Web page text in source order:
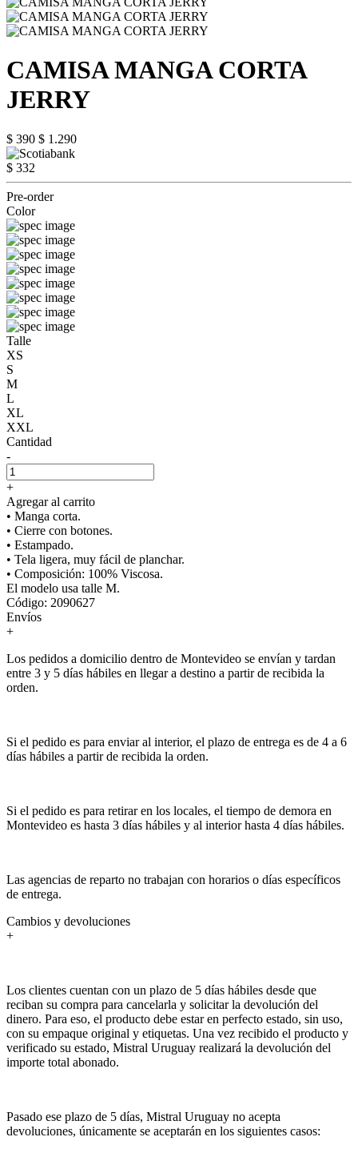
CAMISA MANGA CORTA
JERRY
$ 390 $ 1.290
$ 332
Pre-order
Color
Talle
XS
S
M
L
XL
XXL
Cantidad
-
+
Agregar al carrito
• Manga corta.
• Cierre con botones.
• Estampado.
• Tela ligera, muy fácil de planchar.
• Composición: 100% Viscosa.
El modelo usa talle M.
Código: 2090627
Envíos
+
Los pedidos a domicilio dentro de Montevideo se envían y tardan
entre 3 y 5 días hábiles en llegar a destino a partir de recibida la
orden.
Si el pedido es para enviar al interior, el plazo de entrega es de 4 a 6
días hábiles a partir de recibida la orden.
Si el pedido es para retirar en los locales, el tiempo de demora en
Montevideo es hasta 3 días hábiles y al interior hasta 4 días hábiles.
Las agencias de reparto no trabajan con horarios o días específicos
de entrega.
Cambios y devoluciones
+
Los clientes cuentan con un plazo de 5 días hábiles desde que
reciban su compra para cancelarla y solicitar la devolución del
dinero. Para eso, el producto debe estar en perfecto estado, sin uso,
con su empaque original y etiquetas. Una vez recibido el producto y
verificado su estado, Mistral Uruguay realizará la devolución del
importe total abonado.
Pasado ese plazo de 5 días, Mistral Uruguay no acepta
devoluciones, únicamente se aceptarán en los siguientes casos: